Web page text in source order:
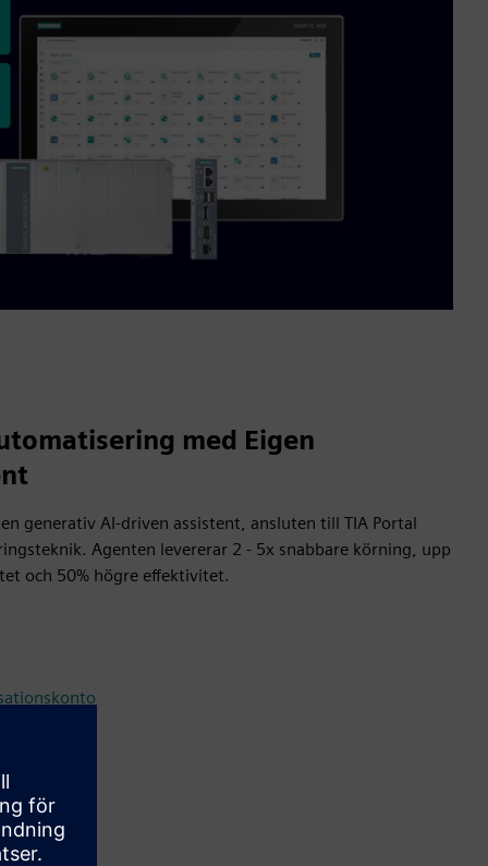
med Eigen
generativ AI-driven assistent, ansluten till TIA Portal
Agenten levererar 2 - 5x snabbare körning, upp
och 50% högre effektivitet.